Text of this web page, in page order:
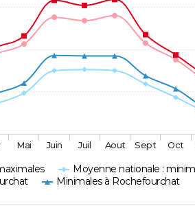
Moyenne nationale :
Minimales à Rochefourchat
Mai Juin Juil Aout Sept Oct